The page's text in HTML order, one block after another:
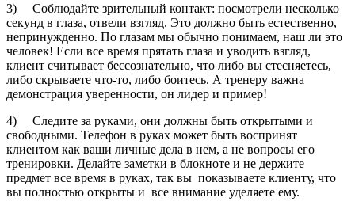
3) Соблюдайте зрительный контакт: посмотрели несколько
секунд в глаза, отвели взгляд. Это должно быть естественно,
непринужденно. По глазам мы обычно понимаем, наш ли это
человек! Если все время прятать глаза и уводить взгляд,
клиент считывает бессознательно, что либо вы стесняетесь,
либо скрываете что-то, либо боитесь. А тренеру важна
демонстрация уверенности, он лидер и пример!
4) Следите за руками, они должны быть открытыми и
свободными. Телефон в руках может быть воспринят
клиентом как ваши личные дела в нем, а не вопросы его
тренировки. Делайте заметки в блокноте и не держите
предмет все время в руках, так вы показываете клиенту, что
вы полностью открыты и все внимание уделяете ему.